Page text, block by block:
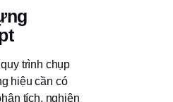
trình chụp
hiệu cần có
tích, nghiên